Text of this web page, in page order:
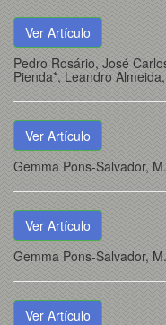
Ver Artículo
Pedro Rosário, José
Pienda*, Leandro
Ver Artículo
Gemma Pons-Salvador,
Ver Artículo
Gemma Pons-Salvador,
Ver Artículo